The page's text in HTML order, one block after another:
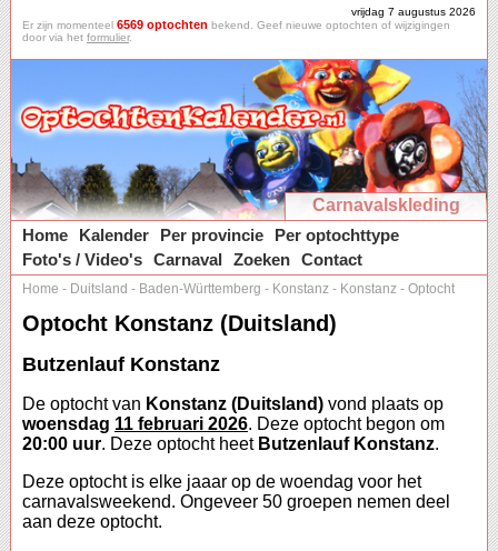
vrijdag 7 augustus 2026
Er zijn momenteel 6569 optochten bekend. Geef nieuwe optochten of wijzigingen
door via het formulier.
Carnavalskleding
Home
Kalender Per provincie
Per optochttype
Foto's / Video's Carnaval Zoeken Contact
Home - Duitsland - Baden-Württemberg - Konstanz - Konstanz - Optocht
Optocht Konstanz (Duitsland)
Butzenlauf Konstanz
De optocht van Konstanz (Duitsland) vond plaats op
woensdag 11 februari 2026. Deze optocht begon om
20:00 uur. Deze optocht heet Butzenlauf Konstanz.
Deze optocht is elke jaaar op de woendag voor het
carnavalsweekend. Ongeveer 50 groepen nemen deel
aan deze optocht.